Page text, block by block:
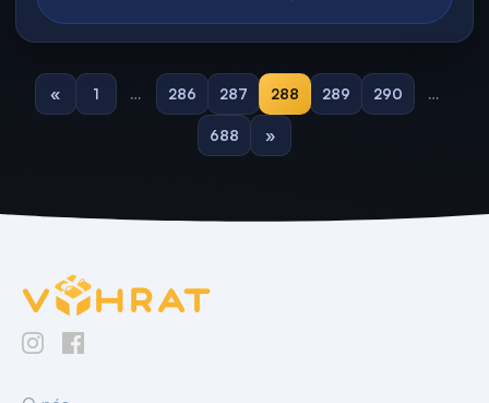
« 1 … 286 287 288 289 290 …
688 »